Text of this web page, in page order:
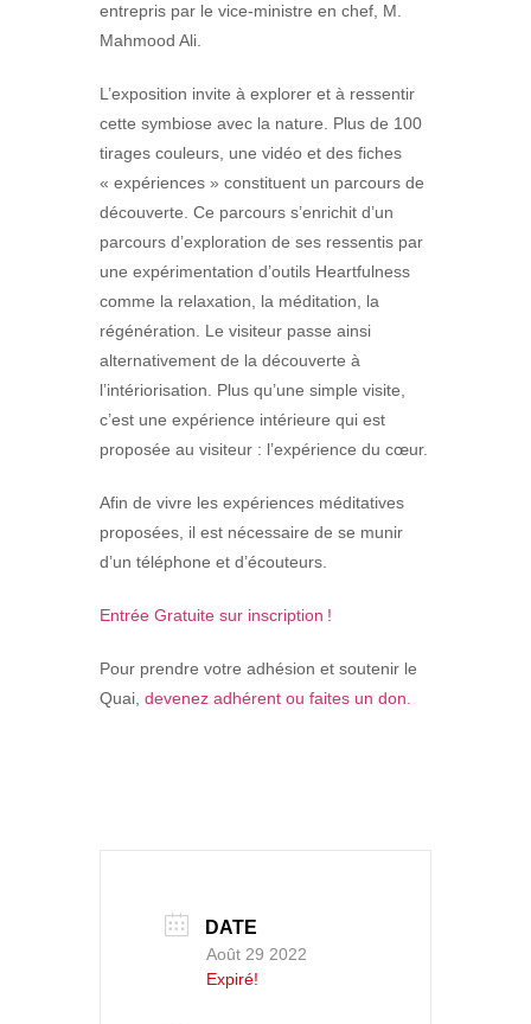
entrepris par le vice-ministre en chef, M.
Mahmood Ali.
L’exposition invite à explorer et à ressentir
cette symbiose avec la nature. Plus de 100
tirages couleurs, une vidéo et des fiches
« expériences » constituent un parcours de
découverte. Ce parcours s’enrichit d’un
parcours d’exploration de ses ressentis par
une expérimentation d’outils Heartfulness
comme la relaxation, la méditation, la
régénération. Le visiteur passe ainsi
alternativement de la découverte à
l’intériorisation. Plus qu’une simple visite,
c’est une expérience intérieure qui est
proposée au visiteur : l’expérience du cœur.
Afin de vivre les expériences méditatives
proposées, il est nécessaire de se munir
d’un téléphone et d’écouteurs.
Entrée Gratuite sur inscription !
Pour prendre votre adhésion et soutenir le
Quai, devenez adhérent ou faites un don.
DATE
Août 29 2022
Expiré!